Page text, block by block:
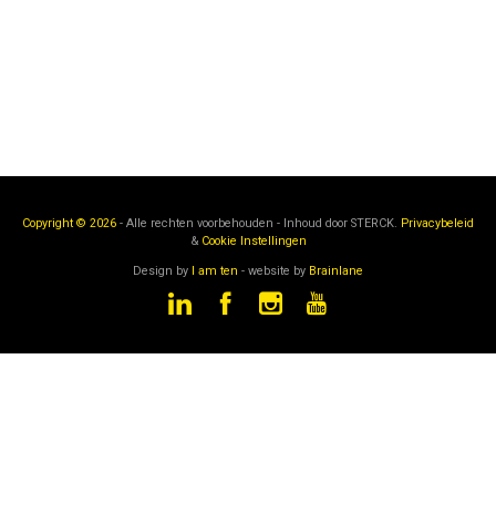
Copyright © 2026 - Alle rechten voorbehouden - Inhoud door STERCK. Privacybeleid
& Cookie Instellingen
Design by I am ten - website by Brainlane